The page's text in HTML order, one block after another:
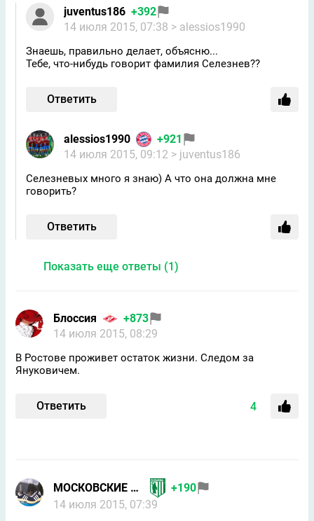
juventus186 +392
14 июля 2015, 07:38 > alessios1990
Знаешь, правильно делает, объясню...
Тебе, что-нибудь говорит фамилия Селезнев??
Ответить
alessios1990
+921
14 июля 2015, 09:12 > juventus186
Селезневых много я знаю) А что она должна мне
говорить?
Ответить
Показать еще ответы (1)
Блоссия
+873
14 июля 2015, 08:29
В Ростове проживет остаток жизни. Следом за
Януковичем.
Ответить 4
МОСКОВСКИЕ КЕДЫ
+190
14 июля 2015, 07:39